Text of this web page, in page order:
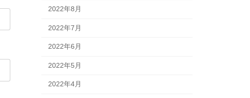
2022年8月
2022年7月
2022年6月
2022年5月
2022年4月